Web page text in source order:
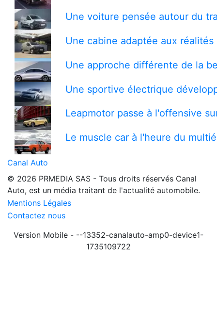
Une voiture pensée autour du
Une cabine adaptée aux réalités
Une approche différente de la
Une sportive électrique
Leapmotor passe à l'offensive
Le muscle car à l'heure du
Canal Auto
© 2026 PRMEDIA SAS - Tous droits réservés Canal
Auto, est un média traitant de l'actualité automobile.
Mentions Légales
Contactez nous
Version Mobile - --13352-canalauto-amp0-device1-
1735109722